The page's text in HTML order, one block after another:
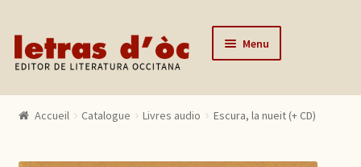
Aller à la navigation
Aller au contenu Menu
Catalogue
Accueil Catalogue Livres audio Escura, la nueit (+ CD)